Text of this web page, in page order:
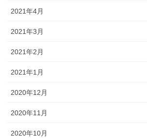
2021年4月
2021年3月
2021年2月
2021年1月
2020年12月
2020年11月
2020年10月